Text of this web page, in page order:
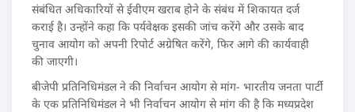
संबंधित अधिकारियों से ईवीएम खराब होने के संबंध में शिकायत दर्ज
कराई है। उन्होंने कहा कि पर्यवेक्षक इसकी जांच करेंगे और उसके बाद
चुनाव आयोग को अपनी रिपोर्ट अग्रेषित करेंगे, फिर आगे की कार्यवाही
की जाएगी।
बीजेपी प्रतिनिधिमंडल ने की निर्वाचन आयोग से मांग- भारतीय जनता पार्टी
के एक प्रतिनिधिमंडल ने भी निर्वाचन आयोग से मांग की है कि मध्यप्रदेश